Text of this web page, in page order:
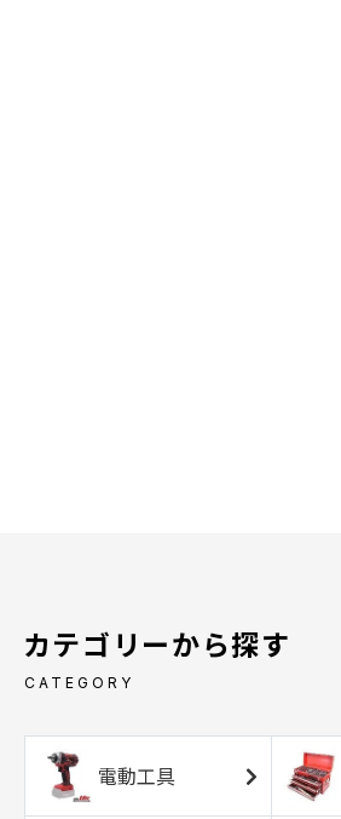
カテゴリーから探す
CATEGORY
電動工具